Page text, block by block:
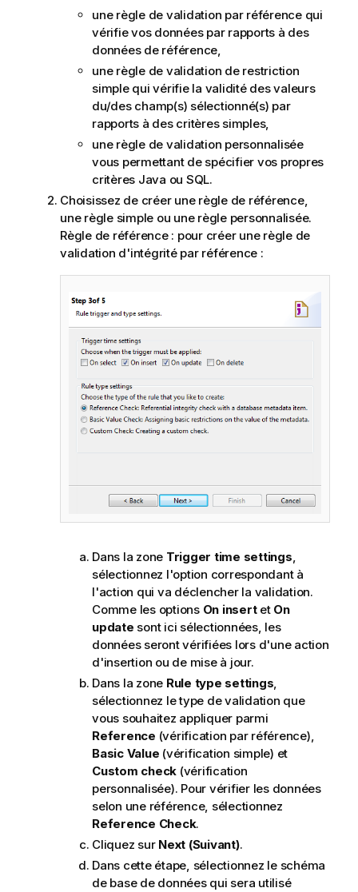
une règle de validation par référence qui
vérifie vos données par rapports à des
données de référence,
une règle de validation de restriction
simple qui vérifie la validité des valeurs
du/des champ(s) sélectionné(s) par
rapports à des critères simples,
une règle de validation personnalisée
vous permettant de spécifier vos propres
critères Java ou SQL.
Choisissez de créer une règle de référence,
une règle simple ou une règle personnalisée.
Règle de référence : pour créer une règle de
validation d'intégrité par référence :
Dans la zone Trigger time settings,
sélectionnez l'option correspondant à
l'action qui va déclencher la validation.
Comme les options On insertet On
update sont ici sélectionnées, les
données seront vérifiées lors d'une action
d'insertion ou de mise à jour.
Dans la zone Rule type settings,
sélectionnez le type de validation que
vous souhaitez appliquer parmi
Reference (vérification par référence),
Basic Value (vérification simple) et
Custom check (vérification
personnalisée). Pour vérifier les données
selon une référence, sélectionnez
Reference Check.
Cliquez sur Next (Suivant).
Dans cette étape, sélectionnez le schéma
de base de données qui sera utilisé